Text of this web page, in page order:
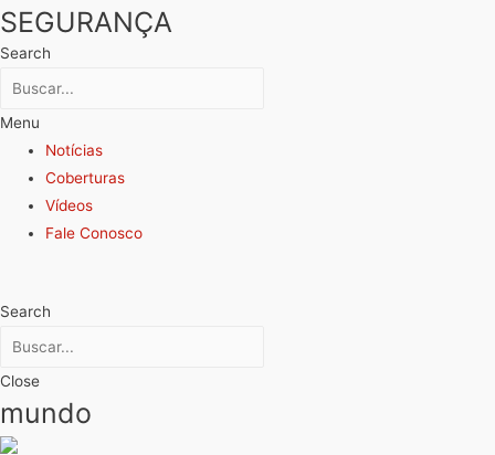
SEGURANÇA
Search
Menu
Notícias
Coberturas
Vídeos
Fale Conosco
Search
Close
mundo